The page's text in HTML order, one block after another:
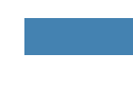
príslušenstva.
ceny, výkonu a
množstve a patrí